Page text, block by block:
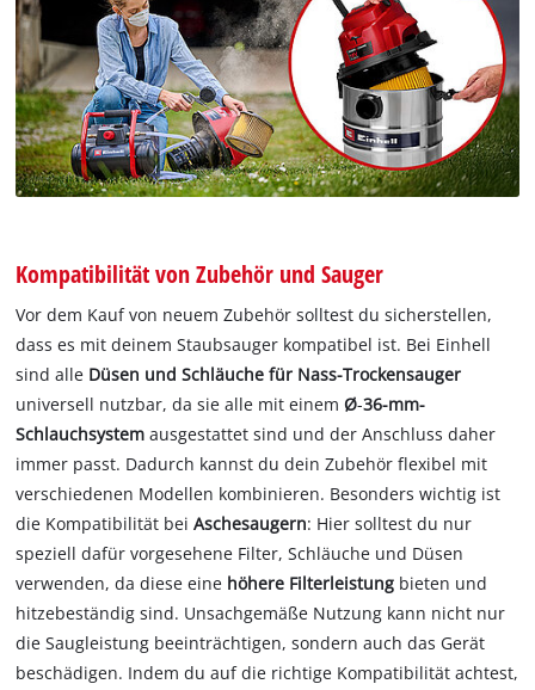
Kompatibilität von Zubehör und Sauger
Vor dem Kauf von neuem Zubehör solltest du sicherstellen,
dass es mit deinem Staubsauger kompatibel ist. Bei Einhell
sind alle Düsen und Schläuche für Nass-Trockensauger
universell nutzbar, da sie alle mit einemØ-36-mm-
Schlauchsystem ausgestattet sind und der Anschluss daher
immer passt. Dadurch kannst du dein Zubehör flexibel mit
verschiedenen Modellen kombinieren. Besonders wichtig ist
die Kompatibilität beiAschesaugern: Hier solltest du nur
speziell dafür vorgesehene Filter, Schläuche und Düsen
verwenden, da diese eine höhere Filterleistung bieten und
hitzebeständig sind. Unsachgemäße Nutzung kann nicht nur
die Saugleistung beeinträchtigen, sondern auch das Gerät
beschädigen. Indem du auf die richtige Kompatibilität achtest,